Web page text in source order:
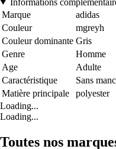
Marque
adidas
Couleur
mgreyh
Couleur dominante Gris
Genre
Homme
Age
Adulte
Caractéristique
Sans
Matière principale
polyester
Loading...
Loading...
Toutes nos